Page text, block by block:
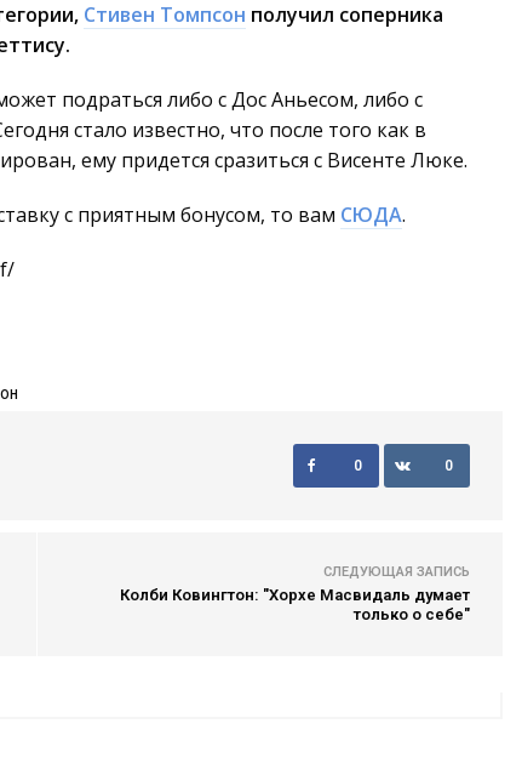
Стивен Томпсон получил соперника
подраться либо с Дос Аньесом, либо с
стало известно, что после того как в
ему придется сразиться с Висенте Люке.
с приятным бонусом, то вам СЮДА.
0 0
СЛЕДУЮЩАЯ ЗАПИСЬ
Колби Ковингтон: "Хорхе Масвидаль думает
только о себе"